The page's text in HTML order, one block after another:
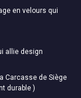
en velours qui
allie design
Carcasse de Siège
durable )